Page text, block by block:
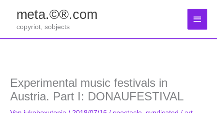
springen
meta.©®.com
copyriot, sobjects
Experimental music festivals in
Austria. Part I: DONAUFESTIVAL